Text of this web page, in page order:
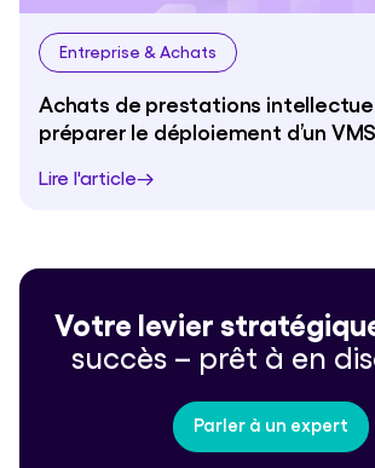
Entreprise & Achats
Achats de prestations
préparer le déploiement d’un VMS
Lire l'article
Votre levier
succès – prêt à en
Parler à un expert